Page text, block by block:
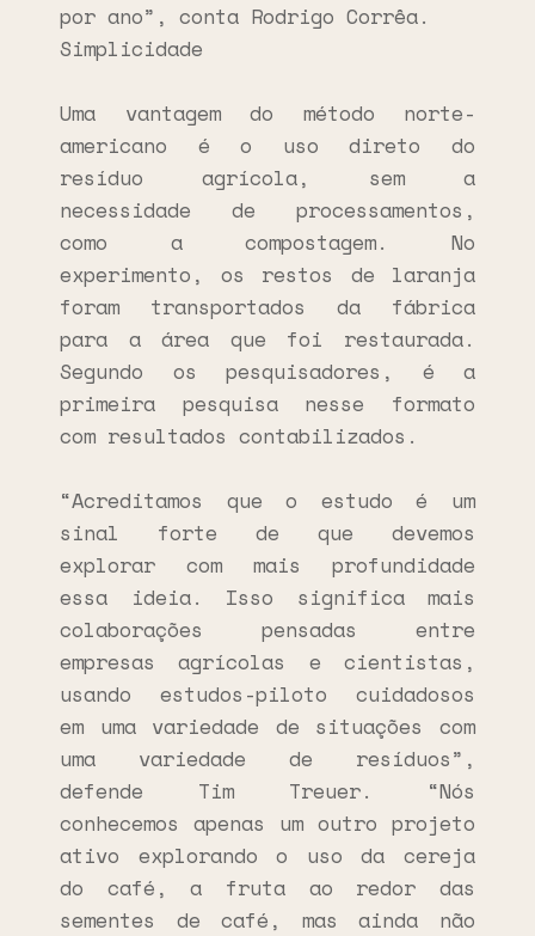
por ano”, conta Rodrigo Corrêa.
Simplicidade
Uma vantagem do método norte-
americano é o uso direto do
resíduo agrícola, sem a
necessidade de processamentos,
como a compostagem. No
experimento, os restos de laranja
foram transportados da fábrica
para a área que foi restaurada.
Segundo os pesquisadores, é a
primeira pesquisa nesse formato
com resultados contabilizados.
“Acreditamos que o estudo é um
sinal forte de que devemos
explorar com mais profundidade
essa ideia. Isso significa mais
colaborações pensadas entre
empresas agrícolas e cientistas,
usando estudos-piloto cuidadosos
em uma variedade de situações com
uma variedade de resíduos”,
defende Tim Treuer. “Nós
conhecemos apenas um outro projeto
ativo explorando o uso da cereja
do café, a fruta ao redor das
sementes de café, mas ainda não